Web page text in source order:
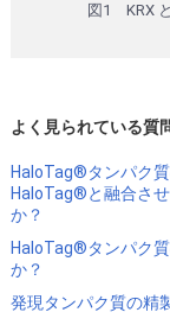
図1 KRX
よく見られている質
HaloTag®タンパク
HaloTag®と融合さ
か？
HaloTag®タンパク
か？
発現タンパク質の精